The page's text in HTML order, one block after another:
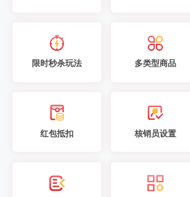
限时秒杀玩法 多类型商品
红包抵扣 核销员设置